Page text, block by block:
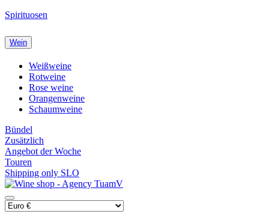
Spirituosen
Wein
Weißweine
Rotweine
Rose weine
Orangenweine
Schaumweine
Bündel
Zusätzlich
Angebot der Woche
Touren
Shipping only SLO